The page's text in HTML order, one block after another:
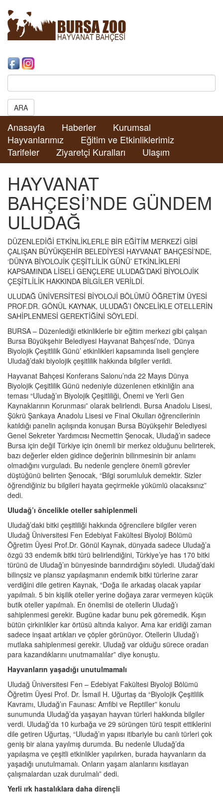
Search:
ARA
Anasayfa Haberler
Kurumsal
Hayvanlarımız
Eğitim ve Etkinliklerimiz
Tarifeler
Ziyaretçi Kuralları Ulaşım
HAYVANAT
BAHÇESİ’NDE GÜNDEM
ULUDAĞ
DÜZENLEDİĞİ ETKİNLİKLERLE BİR EĞİTİM MERKEZİ GİBİ
ÇALIŞAN BÜYÜKŞEHİR BELEDİYESİ HAYVANAT BAHÇESİ’NDE,
‘DÜNYA BİYOLOJİK ÇEŞİTLİLİK GÜNÜ’ ETKİNLİKLERİ
KAPSAMINDA LİSELİ GENÇLERE ULUDAĞ’DAKİ BİYOLOJİK
ÇEŞİTLİLİK HAKKINDA BİLGİLER VERİLDİ.
ULUDAĞ ÜNİVERSİTESİ BİYOLOJİ BÖLÜMÜ ÖĞRETİM ÜYESİ
PROF.DR. GÖNÜL KAYNAK, ULUDAĞ’I ÖNCELİKLE OTELLERİN
SAHİPLENMESİ GEREKTİĞİNİ SÖYLEDİ.
BURSA – Düzenlediği etkinliklerle bir eğitim merkezi gibi çalışan
Bursa Büyükşehir Belediyesi Hayvanat Bahçesi’nde, ‘Dünya
Biyolojik Çeşitlilik Günü’ etkinlikleri kapsamında liseli gençlere
Uludağ’daki biyolojik çeşitlilik hakkında bilgiler verildi.
Hayvanat Bahçesi Konferans Salonu’nda 22 Mayıs Dünya
Biyolojik Çeşitlilik Günü nedeniyle düzenlenen etkinliğin ana
teması “Uludağ’ın Biyolojik Çeşitliliği, Önemi ve Yerli Gen
Kaynaklarının Korunması” olarak belirlendi. Bursa Anadolu Lisesi,
Şükrü Şankaya Anadolu Lisesi ve Final Okulları öğrencilerinin
katıldığı panelin açılışında konuşan Bursa Büyükşehir Belediyesi
Genel Sekreter Yardımcısı Necmettin Şenocak, Uludağ’ın sadece
Bursa için değil Türkiye için önemli bir merkez olduğunu belirterek,
bazı değerler elden gidince değerinin bilinmesinin bir anlamı
olmadığını vurguladı. Bu nedenle gençlere önemli görevler
düştüğünü belirten Şenocak, “Bilgi sorumluluk demektir. Sizler
öğrendiğiniz bu bilgileri hayata geçirmekle yükümlü olacaksınız”
dedi.
Uludağ’ı öncelikle oteller sahiplenmeli
Uludağ’daki bitki çeşitliliği hakkında öğrencilere bilgiler veren
Uludağ Üniversitesi Fen Edebiyat Fakültesi Biyoloji Bölümü
Öğretim Üyesi Prof.Dr. Gönül Kaynak, dünyada sadece Uludağ’a
özgü 33 endemik bitki türü belirlendiğini, Türkiye’ye has 170 bitki
türünü de Uludağ’ın bünyesinde barındırdığını söyledi. Uludağ’daki
bilinçsiz ve plansız yapılaşmanın endemik bitki türlerine zarar
verdiğini dile getiren Kaynak, “Doğa ile arkadaş olacak yapılar
yapılmalı. 5 bin kişilik oteller yerine doğaya zarar vermeyen küçük
butik oteller yapılmalı. En önemlisi de otellerin Uludağ’ı
sahiplenmesi gerekir. Bugüne kadar bunu pek göremedik. Kışın
bütün çirkinlikler kar örtüsü altında kalıyor. Ama kar eridiği zaman
sadece inşaat artıkları ve çöpler görünüyor. Otellerin Uludağ’ı
mutlaka sahiplenmesi gerekir. Uludağ var olduğu sürece oradan
para kazandıklarını unutmamalılar” diye konuştu.
Hayvanların yaşadığı unutulmamalı
Uludağ Üniversitesi Fen – Edebiyat Fakültesi Biyoloji Bölümü
Öğretim Üyesi Prof. Dr. İsmail H. Uğurtaş da “Biyolojik Çeşitlilik
Kavramı, Uludağ’ın Faunası: Amfibi ve Reptiller” konulu
sunumunda Uludağ’da yaşayan hayvan türleri hakkında bilgiler
verdi. Uludağ’da 10 kurbağa ve 29 sürüngen türü tespit ettiklerini
dile getiren Uğurtaş, “Uludağ’ın yapısı itibariyle bu canlı türleri çok
geniş bir alana yayılmış durumda. Bu nedenle Uludağ’da
yapılaşma ve çeşitli etkinlikler yapılırken, burada hayvanların da
yaşadığı unutulmamalı. Onların yaşam alanlarını kısıtlayan
çalışmalardan uzak durulmalı” dedi.
Yerli ırk hastalıklara daha dirençli